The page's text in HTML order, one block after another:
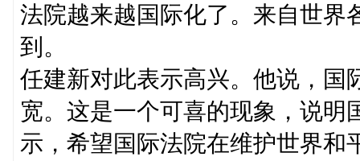
法院越来越国际化了。来自世界
到。
任建新对此表示高兴。他说，国
宽。这是一个可喜的现象，说明
示，希望国际法院在维护世界和